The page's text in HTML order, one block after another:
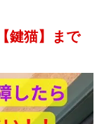
鍵猫】まで